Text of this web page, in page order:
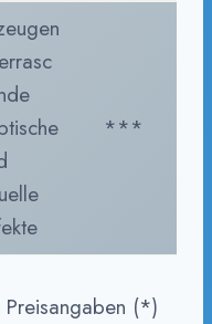
***
(*)